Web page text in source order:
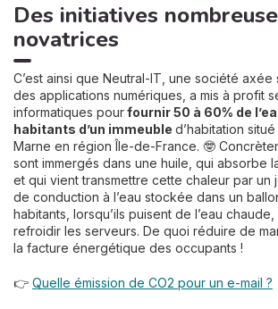
Des initiatives
novatrices
C’est ainsi que Neutral-IT, une société axée
des applications numériques, a mis à profit
informatiques pourfournir 50 à 60% de
habitants d’un immeuble d’habitation
Marne en région Île-de-France. 🤓
sont immergés dans une huile, qui absorbe
et qui vient transmettre cette chaleur par un
de conduction à l’eau stockée dans un
habitants, lorsqu’ils puisent de l’eau
refroidir les serveurs. De quoi réduire de
la facture énergétique des occupants !
👉 Quelle émission de CO2 pour un e-mail ?